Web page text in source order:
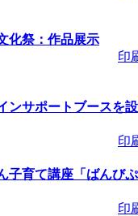
～2026/
流広場
～
車体
化祭：作品展示
印
ンサポートブースを設
印
子育て講座「ばんびぷ
印